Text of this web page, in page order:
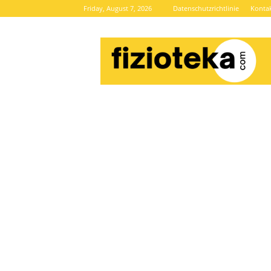
Friday, August 7, 2026 Datenschutzrichtlinie
Brze
vijesti